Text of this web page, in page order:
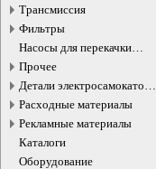
Трансмиссия
Фильтры
Насосы для перекачки
жидкостей
Прочее
Детали электросамокатов и
электротранспорта
Расходные материалы
Рекламные материалы
Каталоги
Оборудование